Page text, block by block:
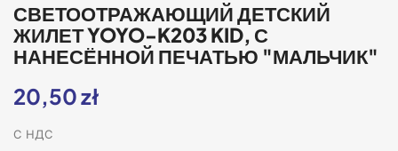
СВЕТООТРАЖАЮЩИЙ ДЕТСКИЙ
ЖИЛЕТ YOYO-K203 KID, С
НАНЕСЁННОЙ ПЕЧАТЬЮ "МАЛЬЧИК"
20,50 zł
С НДС